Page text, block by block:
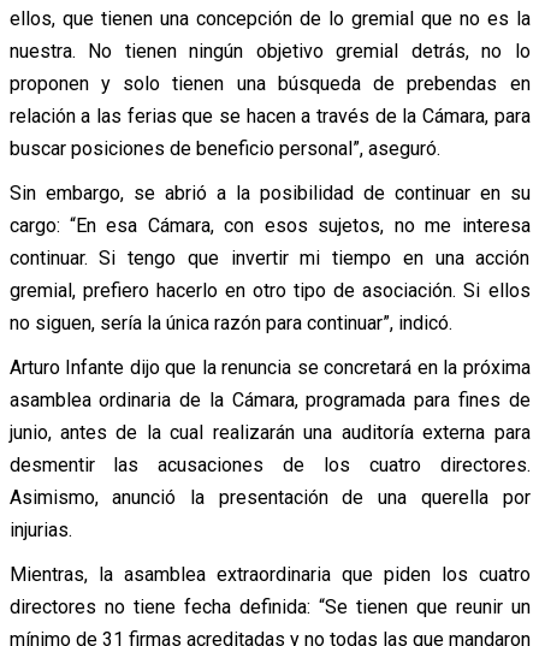
ellos, que tienen una concepción de lo gremial que no es la
nuestra. No tienen ningún objetivo gremial detrás, no lo
proponen y solo tienen una búsqueda de prebendas en
relación a las ferias que se hacen a través de la Cámara, para
buscar posiciones de beneficio personal”, aseguró.
Sin embargo, se abrió a la posibilidad de continuar en su
cargo: “En esa Cámara, con esos sujetos, no me interesa
continuar. Si tengo que invertir mi tiempo en una acción
gremial, prefiero hacerlo en otro tipo de asociación. Si ellos
no siguen, sería la única razón para continuar”, indicó.
Arturo Infante dijo que la renuncia se concretará en la próxima
asamblea ordinaria de la Cámara, programada para fines de
junio, antes de la cual realizarán una auditoría externa para
desmentir las acusaciones de los cuatro directores.
Asimismo, anunció la presentación de una querella por
injurias.
Mientras, la asamblea extraordinaria que piden los cuatro
directores no tiene fecha definida: “Se tienen que reunir un
mínimo de 31 firmas acreditadas y no todas las que mandaron